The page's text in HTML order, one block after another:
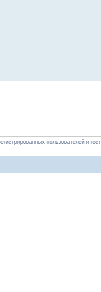
пользователей и